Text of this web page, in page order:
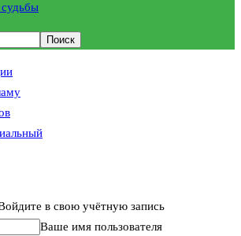
в свою учётную запись
Ваше имя пользователя